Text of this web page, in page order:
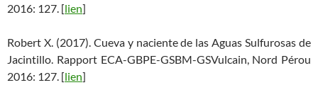
2016: 127. [lien]
Robert X. (2017). Cueva y naciente de las Aguas Sulfurosas de
Jacintillo. Rapport ECA-GBPE-GSBM-GSVulcain, Nord Pérou
2016: 127. [lien]